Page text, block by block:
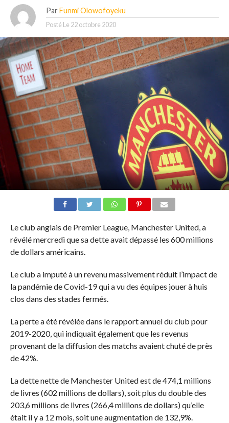
Par Funmi Olowofoyeku
Posté Le 22 octobre 2020
Le club anglais de Premier League, Manchester United, a
révélé mercredi que sa dette avait dépassé les 600 millions
de dollars américains.
Le club a imputé à un revenu massivement réduit l’impact de
la pandémie de Covid-19 qui a vu des équipes jouer à huis
clos dans des stades fermés.
La perte a été révélée dans le rapport annuel du club pour
2019-2020, qui indiquait également que les revenus
provenant de la diffusion des matchs avaient chuté de près
de 42%.
La dette nette de Manchester United est de 474,1 millions
de livres (602 millions de dollars), soit plus du double des
203,6 millions de livres (266,4 millions de dollars) qu’elle
était il y a 12 mois, soit une augmentation de 132,9%.